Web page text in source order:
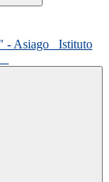
Istituto